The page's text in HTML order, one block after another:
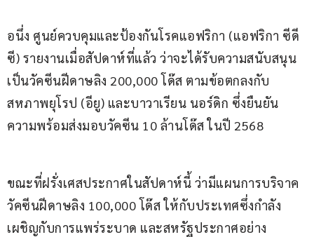
อนึ่ง ศูนย์ควบคุมและป้องกันโรคแอฟริกา (แอฟริกา ซีดี
ซี) รายงานเมื่อสัปดาห์ที่แล้ว ว่าจะได้รับความสนับสนุน
เป็นวัคซีนฝีดาษลิง 200,000 โด๊ส ตามข้อตกลงกับ
สหภาพยุโรป (อียู) และบาวาเรียน นอร์ดิก ซึ่งยืนยัน
ความพร้อมส่งมอบวัคซีน 10 ล้านโด๊ส ในปี 2568
ขณะที่ฝรั่งเศสประกาศในสัปดาห์นี้ ว่ามีแผนการบริจาค
วัคซีนฝีดาษลิง 100,000 โด๊ส ให้กับประเทศซึ่งกำลัง
เผชิญกับการแพร่ระบาด และสหรัฐประกาศอย่าง